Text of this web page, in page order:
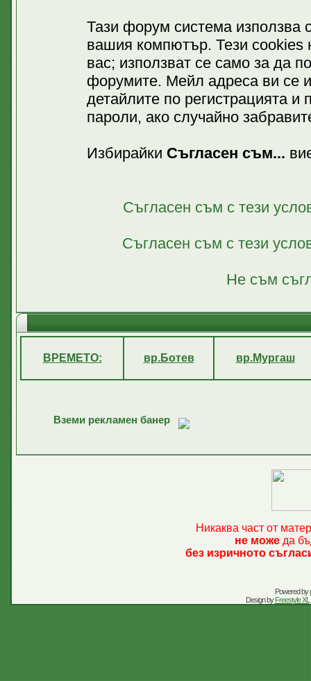
Тази форум система използва
вашия компютър. Тези cookies
вас; използват се само за да
форумите. Мейл адреса ви се
детайлите по регистрацията
пароли, ако случайно
Избирайки Съгласен съм...
Съгласен съм с тези
Съгласен съм с тези
Не съм
ВРЕМЕТО: вр.Ботев вр.Мургаш
Вземи рекламен банер
Никаква част от
не може да
без изричното
Powered by
Design byFreestyle XL